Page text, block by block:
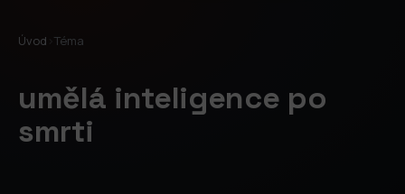
Úvod Téma
umělá inteligence po
smrti